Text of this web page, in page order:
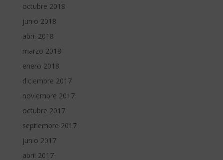
octubre 2018
junio 2018
abril 2018
marzo 2018
enero 2018
diciembre 2017
noviembre 2017
octubre 2017
septiembre 2017
junio 2017
abril 2017